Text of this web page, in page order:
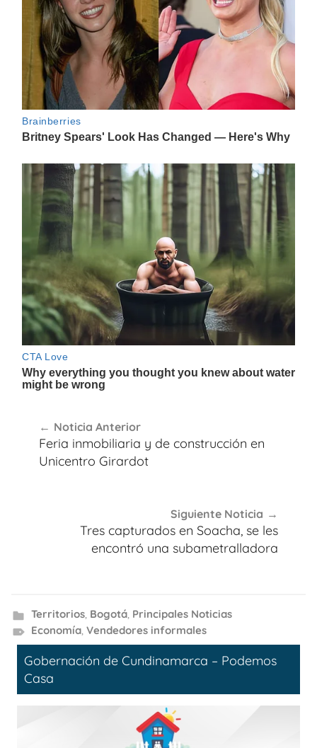
de
entradas
Noticia Anterior
Feria inmobiliaria y de construcción en
Unicentro Girardot
Siguiente Noticia
Tres capturados en Soacha, se les
encontró una subametralladora
Territorios, Bogotá, Principales Noticias
Economía, Vendedores informales
Gobernación de Cundinamarca – Podemos
Casa